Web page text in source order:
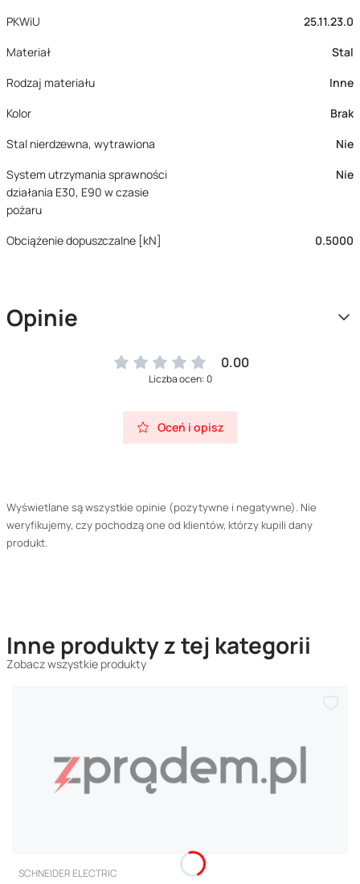
PKWiU
25.11.23.0
Materiał
Stal
Rodzaj materiału
Inne
Kolor
Brak
Stal nierdzewna, wytrawiona
Nie
System utrzymania sprawności
działania E30, E90 w czasie
pożaru
Nie
Obciążenie dopuszczalne [kN] 0.5000
Opinie
0.00
Liczba ocen: 0
Oceń i opisz
Wyświetlane są wszystkie opinie (pozytywne i negatywne). Nie
weryfikujemy, czy pochodzą one od klientów, którzy kupili dany
produkt.
Inne produkty z tej kategorii
Zobacz wszystkie produkty
PRODUCENT
SCHNEIDER ELECTRIC